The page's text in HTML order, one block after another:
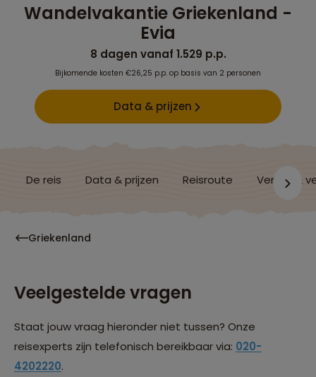
Wandelvakantie Griekenland -
Evia
8 dagen vanaf 1.529 p.p.
Bijkomende kosten €26,25 p.p. op basis van 2 personen
Data & prijzen
De reis Data & prijzen Reisroute Verblijf &
Griekenland
Veelgestelde vragen
Staat jouw vraag hieronder niet tussen? Onze
reisexperts zijn telefonisch bereikbaar via: 020-
4202220.